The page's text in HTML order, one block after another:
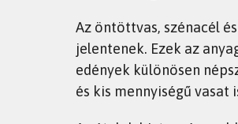
Az öntöttvas, szénacél
jelentenek. Ezek az
edények különösen
és kis mennyiségű vasat